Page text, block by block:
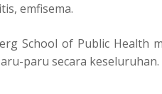
emfisema.
School of Public Health
paru secara keseluruhan.